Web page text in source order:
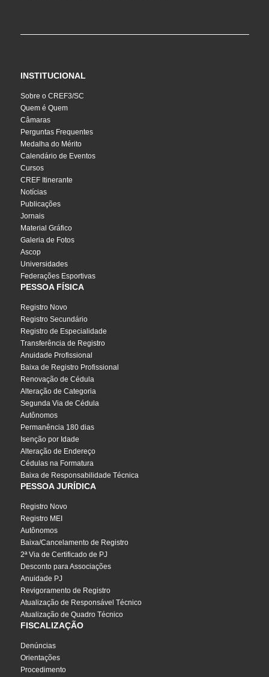
INSTITUCIONAL
Sobre o CREF3/SC
Quem é Quem
Câmaras
Perguntas Frequentes
Medalha do Mérito
Calendário de Eventos
Cursos
CREF Itinerante
Notícias
Publicações
Jornais
Material Gráfico
Galeria de Fotos
Ascop
Universidades
Federações Esportivas
PESSOA FÍSICA
Registro Novo
Registro Secundário
Registro de Especialidade
Transferência de Registro
Anuidade Profissional
Baixa de Registro Profissional
Renovação de Cédula
Alteração de Categoria
Segunda Via de Cédula
Autônomos
Permanência 180 dias
Isenção por Idade
Alteração de Endereço
Cédulas na Formatura
Baixa de Responsabilidade Técnica
PESSOA JURÍDICA
Registro Novo
Registro MEI
Autônomos
Baixa/Cancelamento de Registro
2ª Via de Certificado de PJ
Desconto para Associações
Anuidade PJ
Revigoramento de Registro
Atualização de Responsável Técnico
Atualização de Quadro Técnico
FISCALIZAÇÃO
Denúncias
Orientações
Procedimento